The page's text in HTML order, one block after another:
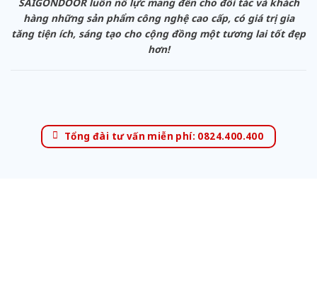
hàng những sản phẩm công nghệ cao cấp, có giá trị gia
tăng tiện ích, sáng tạo cho cộng đồng một tương lai tốt đẹp
hơn!
Tổng đài tư vấn miễn phí: 0824.400.400